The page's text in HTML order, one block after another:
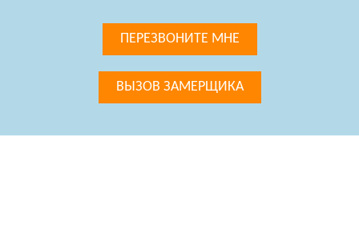
ПЕРЕЗВОНИТЕ МНЕ
ВЫЗОВ ЗАМЕРЩИКА